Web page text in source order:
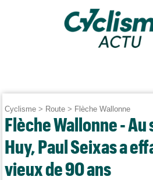
Cyclisme > Route > Flèche Wallonne
Flèche Wallonne - Au
Huy, Paul Seixas a
vieux de 90 ans